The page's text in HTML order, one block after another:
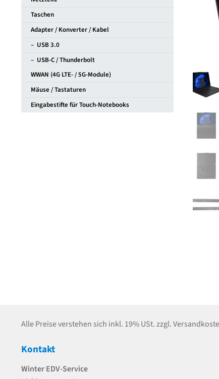
Taschen
Adapter / Konverter / Kabel
– USB 3.0
– USB-C / Thunderbolt
WWAN (4G LTE- / 5G-Module)
Mäuse / Tastaturen
Eingabestifte für Touch-Notebooks
Alle Preise verstehen sich inkl. 19% USt. zzgl.
Kontakt
Winter EDV-Service